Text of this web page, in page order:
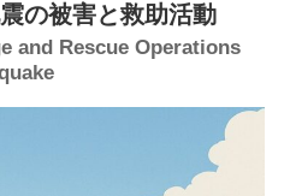
の被害と救助活動
and Rescue Operations